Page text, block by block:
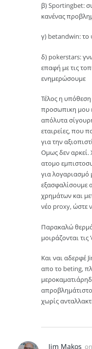
β) Sportingbet:
κανένας
γ) betandwin: το
δ) pokerstars:
επαφή με τις
ενημερώσουμε
Τέλος η
προσωπικη μου
απόλυτα
εταιρείες, που
για την
Ομως δεν αρκεί.
ατομο
για λογαριασμό
εξασφαλίσουμε
χρημάτων και
νέο proxy, ώστε
Παρακαλώ
μοιράζονται
Και ναι αδερφέ
απο το beting,
χωρίς
Jim Makos on